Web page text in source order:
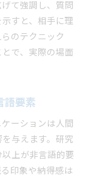
て強調し、質問
すと、相手に理
のテクニック
で、実際の場面
語要素
ーションは人間
与えます。研究
上が非言語的要
印象や納得感は